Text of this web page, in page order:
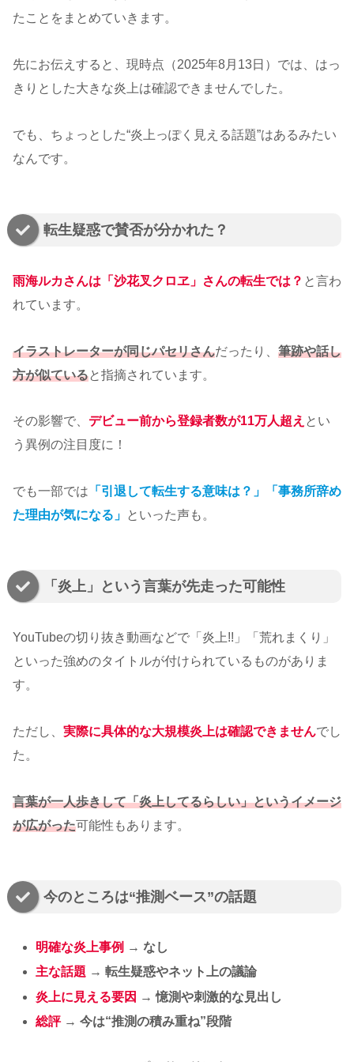
たことをまとめていきます。
先にお伝えすると、現時点（2025年8月13日）では、はっ
きりとした大きな炎上は確認できませんでした。
でも、ちょっとした“炎上っぽく見える話題”はあるみたい
なんです。
転生疑惑で賛否が分かれた？
雨海ルカさんは「沙花叉クロヱ」さんの転生では？ と言わ
れています。
イラストレーターが同じパセリさんだったり、 筆跡や話し
方が似ていると指摘されています。
その影響で、 デビュー前から登録者数が11万人超え とい
う異例の注目度に！
でも一部では 「引退して転生する意味は？」「事務所辞め
た理由が気になる」
といった声も。
「炎上」という言葉が先走った可能性
YouTubeの切り抜き動画などで「炎上!!」「荒れまくり」
といった強めのタイトルが付けられているものがありま
す。
ただし、 実際に具体的な大規模炎上は確認できませんでし
た。
言葉が一人歩きして「炎上してるらしい」というイメージ
が広がった可能性もあります。
今のところは“推測ベース”の話題
明確な炎上事例 →なし
主な話題 →転生疑惑やネット上の議論
炎上に見える要因 →憶測や刺激的な見出し
総評→今は“推測の積み重ね”段階